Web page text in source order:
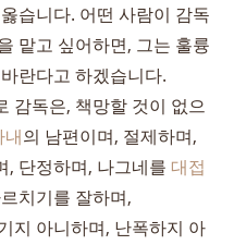
습니다. 어떤 사람이 감독
맡고 싶어하면, 그는 훌륭
란다고 하겠습니다.
감독은, 책망할 것이 없으
내의 남편이며, 절제하며,
, 단정하며, 나그네를 대접
치기를 잘하며,
지 아니하며, 난폭하지 아